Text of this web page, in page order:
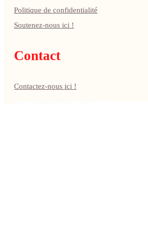
Politique de confidentialité
Soutenez-nous ici !
Contact
Contactez-nous ici !